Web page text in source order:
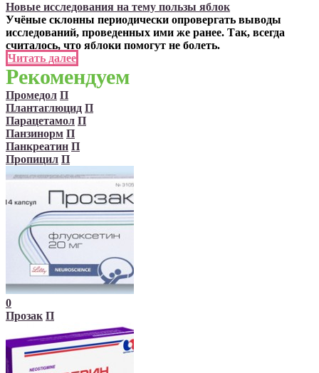
Новые исследования на тему пользы яблок
Учёные склонны периодически опровергать выводы
исследований, проведенных ими же ранее. Так, всегда
считалось, что яблоки помогут не болеть.
Читать далее
Рекомендуем
Промедол П
Плантаглюцид П
Парацетамол П
Панзинорм П
Панкреатин П
Пропицил П
0
Прозак П